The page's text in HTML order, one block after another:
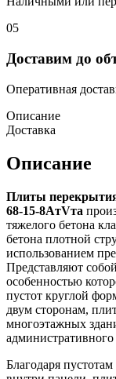
05
Доставим до
Оперативная
Описание
Доставка
Описание
Плиты
68-15-8AтVта
тяжелого бетона
бетона плотной
использованием
Представляют
особенностью
пустот круглой
двум сторонам,
многоэтажных
Благодаря